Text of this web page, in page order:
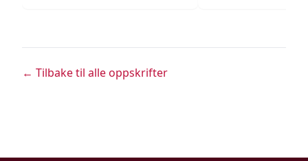
← Tilbake til alle oppskrifter